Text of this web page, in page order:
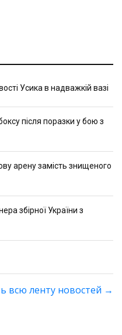
Усика в надважкій вазі
після поразки у бою з
арену замість знищеного
збірної України з
всю ленту новостей →